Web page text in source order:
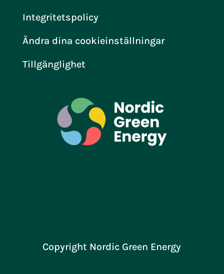
Integritetspolicy
Ändra dina cookieinställningar
Tillgänglighet
Copyright Nordic Green Energy